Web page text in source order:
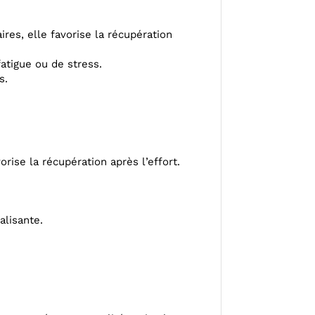
elle favorise la récupération
ou de stress.
la récupération après l’effort.